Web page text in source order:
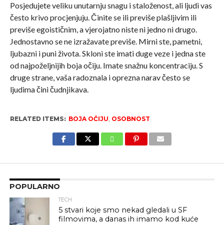
Posjedujete veliku unutarnju snagu i staloženost, ali ljudi vas
često krivo procjenjuju. Činite se ili previše plašljivim ili
previše egoističnim, a vjerojatno niste ni jedno ni drugo.
Jednostavno se ne izražavate previše. Mirni ste, pametni,
ljubazni i puni života. Skloni ste imati duge veze i jedna ste
od najpoželjnijih boja očiju. Imate snažnu koncentraciju. S
druge strane, vaša radoznala i oprezna narav često se
ljudima čini čudnjikava.
RELATED ITEMS: BOJA OČIJU, OSOBNOST
POPULARNO
TECH
5 stvari koje smo nekad gledali u SF
filmovima, a danas ih imamo kod kuće